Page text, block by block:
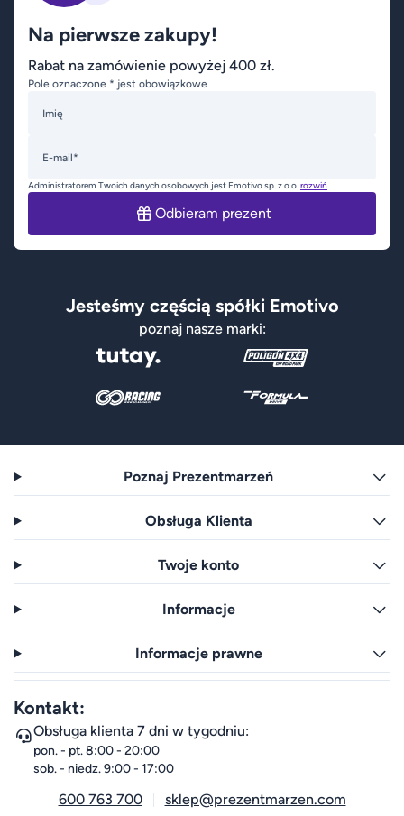
Na pierwsze zakupy!
Rabat na zamówienie powyżej 400 zł.
Pole oznaczone * jest obowiązkowe
Imię
E-mail*
Administratorem Twoich danych osobowych jest Emotivo sp. z o.o.rozwiń
Odbieram prezent
Jesteśmy częścią spółki Emotivo
poznaj nasze marki:
Poznaj Prezentmarzeń
Obsługa Klienta
Twoje konto
Informacje
Informacje prawne
Kontakt:
Obsługa klienta 7 dni w tygodniu:
pon. - pt. 8:00 - 20:00
sob. - niedz. 9:00 - 17:00
600 763 700 sklep@prezentmarzen.com